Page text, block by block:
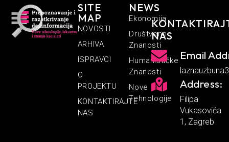
SITE
MAP
NOVOSTI
ARHIVA
ISPRAVCI
O
PROJEKTU
KONTAKTIRAJTE
NAS
NEWS
Ekonomija
Društvene
Znanosti
Humanističke
Znanosti
Nove
Tehnologije
NAS
Email
Address:
Filipa
Vukasovića
1, Zagreb